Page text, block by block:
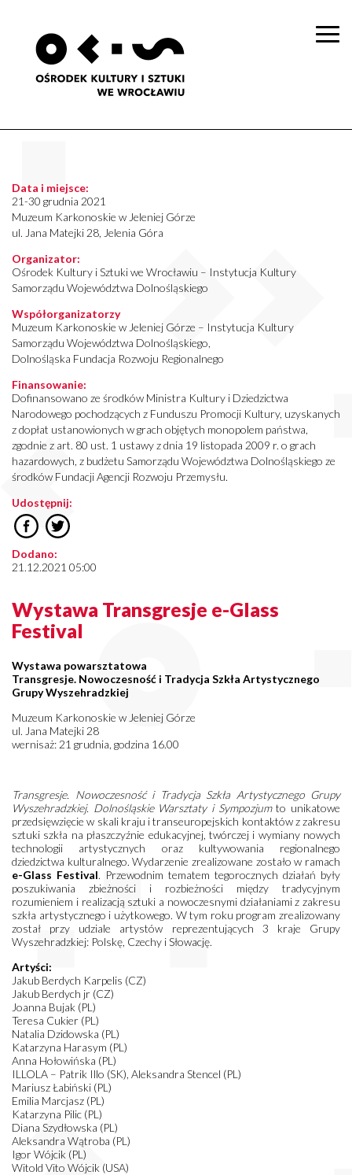
Data i miejsce:
21-30 grudnia 2021
Muzeum Karkonoskie w Jeleniej Górze
ul. Jana Matejki 28, Jelenia Góra
Organizator:
Ośrodek Kultury i Sztuki we Wrocławiu – Instytucja Kultury
Samorządu Województwa Dolnośląskiego
Współorganizatorzy
Muzeum Karkonoskie w Jeleniej Górze – Instytucja Kultury
Samorządu Województwa Dolnośląskiego,
Dolnośląska Fundacja Rozwoju Regionalnego
Finansowanie:
Dofinansowano ze środków Ministra Kultury i Dziedzictwa
Narodowego pochodzących z Funduszu Promocji Kultury, uzyskanych
z dopłat ustanowionych w grach objętych monopolem państwa,
zgodnie z art. 80 ust. 1 ustawy z dnia 19 listopada 2009 r. o grach
hazardowych, z budżetu Samorządu Województwa Dolnośląskiego ze
środków Fundacji Agencji Rozwoju Przemysłu.
Udostępnij:
Dodano:
21.12.2021 05:00
Wystawa Transgresje e-Glass
Festival
Wystawa powarsztatowa
Transgresje. Nowoczesność i Tradycja Szkła Artystycznego
Grupy Wyszehradzkiej
Muzeum Karkonoskie w Jeleniej Górze
ul. Jana Matejki 28
wernisaż: 21 grudnia, godzina 16.00
Transgresje. Nowoczesność i Tradycja Szkła Artystycznego Grupy
Wyszehradzkiej. Dolnośląskie Warsztaty i Sympozjumto unikatowe
przedsięwzięcie w skali kraju i transeuropejskich kontaktów z zakresu
sztuki szkła na płaszczyźnie edukacyjnej, twórczej i wymiany nowych
technologii artystycznych oraz kultywowania regionalnego
dziedzictwa kulturalnego. Wydarzenie zrealizowane zostało w ramach
e-Glass Festival. Przewodnim tematem tegorocznych działań były
poszukiwania zbieżności i rozbieżności między tradycyjnym
rozumieniem i realizacją sztuki a nowoczesnymi działaniami z zakresu
szkła artystycznego i użytkowego. W tym roku program zrealizowany
został przy udziale artystów reprezentujących 3 kraje Grupy
Wyszehradzkiej: Polskę, Czechy i Słowację.
Artyści:
Jakub Berdych Karpelis (CZ)
Jakub Berdych jr (CZ)
Joanna Bujak (PL)
Teresa Cukier (PL)
Natalia Dzidowska (PL)
Katarzyna Harasym (PL)
Anna Hołowińska (PL)
ILLOLA – Patrik Illo (SK), Aleksandra Stencel (PL)
Mariusz Łabiński (PL)
Emilia Marcjasz (PL)
Katarzyna Pilic (PL)
Diana Szydłowska (PL)
Aleksandra Wątroba (PL)
Igor Wójcik (PL)
Witold Vito Wójcik (USA)